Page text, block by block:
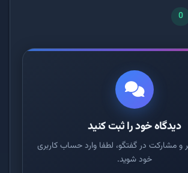
0
دیدگاه خود را ثبت کنید
و مشارکت در گفتگو، لطفا وارد حساب کاربری
خود شوید.